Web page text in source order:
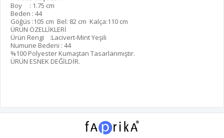
Boy : 1.75 cm
Beden : 44
Göğüs :105 cm Bel: 82 cm Kalça:110 cm
ÜRÜN ÖZELLİKLERİ
Ürün Rengi :Lacivert-Mint Yeşili
Numune Bedeni : 44
%100 Polyester Kumaştan Tasarlanmıştır.
ÜRÜN ESNEK DEĞİLDİR.